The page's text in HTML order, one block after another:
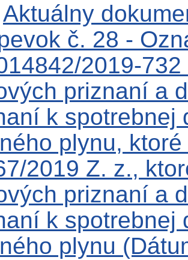
Aktuálny
č. 28 -
2019-
priznaní a
k spotrebnej
plynu,
2019 Z. z.,
priznaní a
k spotrebnej
plynu